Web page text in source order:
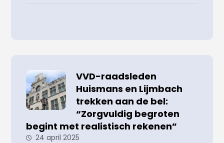
VVD-raadsleden
Huismans en Lijmbach
trekken aan de bel:
“Zorgvuldig begroten
begint met realistisch rekenen”
24 april 2025